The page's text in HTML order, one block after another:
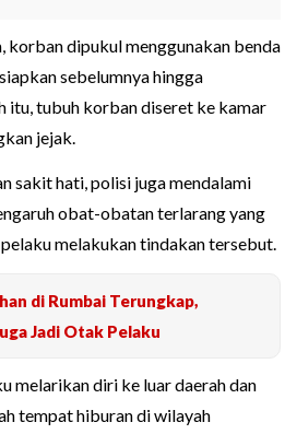
korban dipukul menggunakan benda
sebelumnya hingga
itu, tubuh korban diseret ke kamar
jejak.
sakit hati, polisi juga mendalami
obat-obatan terlarang yang
melakukan tindakan tersebut.
di Rumbai Terungkap,
Jadi Otak Pelaku
melarikan diri ke luar daerah dan
tempat hiburan di wilayah